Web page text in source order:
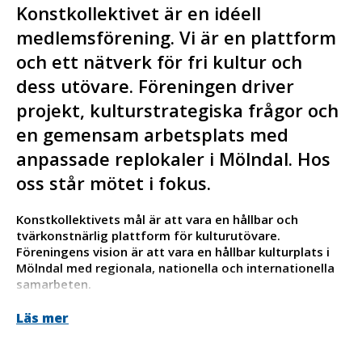
Konstkollektivet är en idéell
medlemsförening. Vi är en plattform
och ett nätverk för fri kultur och
dess utövare. Föreningen driver
projekt, kulturstrategiska frågor och
en gemensam arbetsplats med
anpassade replokaler i Mölndal. Hos
oss står mötet i fokus.
Konstkollektivets mål är att vara en hållbar och
tvärkonstnärlig plattform för kulturutövare.
Föreningens vision är att vara en hållbar kulturplats i
Mölndal med regionala, nationella och internationella
samarbeten.
Vårt syfte är att vara en välkomnande mötesplats för
kulturella och sociala projekt.
Läs mer